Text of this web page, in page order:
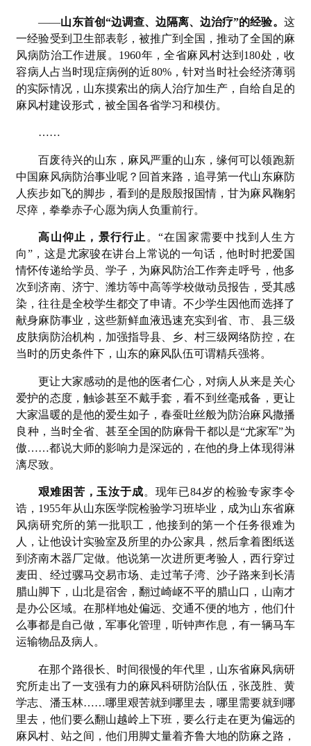
——山东首创“边调查、边隔离、边治疗”的经验。 这
一经验受到卫生部表彰，被推广到全国，推动了全国的麻
风病防治工作进展。1960年，全省麻风村达到180处，收
容病人占当时现症病例的近80%，针对当时社会经济薄弱
的实际情况，山东摸索出的病人治疗加生产，自给自足的
麻风村建设形式，被全国各省学习和模仿。
……
百废待兴的山东，麻风严重的山东，缘何可以领跑新
中国麻风病防治事业呢？回首来路，追寻第一代山东麻防
人疾步如飞的脚步，看到的是殷殷报国情，甘为麻风鞠躬
尽瘁，拳拳赤子心愿为病人负重前行。
高山仰止，景行行止 。“在国家需要中找到人生方
向”，这是尤家骏在讲台上常说的一句话，他时时把爱国
情怀传递给学员、学子，为麻风防治工作奔走呼号，他多
次到济南、济宁、潍坊等中高等学校做动员报告，受其感
染，往往是全校学生都交了申请。不少学生因他而选择了
献身麻防事业，这些新鲜血液迅速充实到省、市、县三级
皮肤病防治机构，加强指导县、乡、村三级网络防控，在
当时的历史条件下，山东的麻风队伍可谓精兵强将。
更让大家感动的是他的医者仁心，对病人从来是关心
爱护的态度，触诊甚至不戴手套，看不到丝毫戒备，更让
大家温暖的是他的爱生如子，春蚕吐丝般为防治麻风撒播
良种，当时全省、甚至全国的防麻骨干都以是“尤家军”为
傲……都说大师的影响力是深远的，在他的身上体现得淋
漓尽致。
艰难困苦，玉汝于成。现年已84岁的检验专家李令
诰，1955年从山东医学院检验学习班毕业，成为山东省麻
风病研究所的第一批职工，他接到的第一个任务很难为
人，让他设计实验室及所里的办公家具，然后拿着图纸送
到济南木器厂定做。他说第一次进所更考验人，西行穿过
麦田、经过骡马交易市场、走过苇子湾、沙子路来到长清
腊山脚下，山北是宿舍，翻过崎岖不平的腊山口，山南才
是办公区域。在那样地处偏远、交通不便的地方，他们什
么事都是自己做，军事化管理，听钟声作息，有一辆马车
运输物品及病人。
在那个路很长、时间很慢的年代里，山东省麻风病研
究所走出了一支强有力的麻风科研防治队伍，张茂胜、黄
学志、潘玉林……哪里艰苦就到哪里去，哪里需要就到哪
里去，他们要么翻山越岭上下班，要么行走在更为偏远的
麻风村、站之间，他们用脚丈量着齐鲁大地的防麻之路，